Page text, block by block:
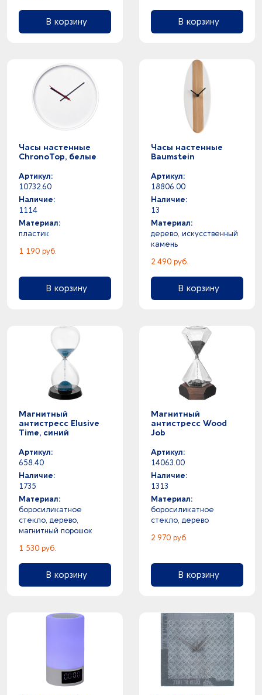
В корзину В корзину
Часы настенные
ChronoTop, белые
Артикул:
10732.60
Наличие:
1114
Материал:
пластик
1 190 руб.
В корзину
Часы настенные
Baumstein
Артикул:
18806.00
Наличие:
13
Материал:
дерево, искусственный
камень
2 490 руб.
В корзину
Магнитный
антистресс Elusive
Time, синий
Артикул:
658.40
Наличие:
1735
Материал:
боросиликатное
стекло, дерево,
магнитный порошок
1 530 руб.
В корзину
Магнитный
антистресс Wood
Job
Артикул:
14063.00
Наличие:
1313
Материал:
боросиликатное
стекло, дерево
2 970 руб.
В корзину